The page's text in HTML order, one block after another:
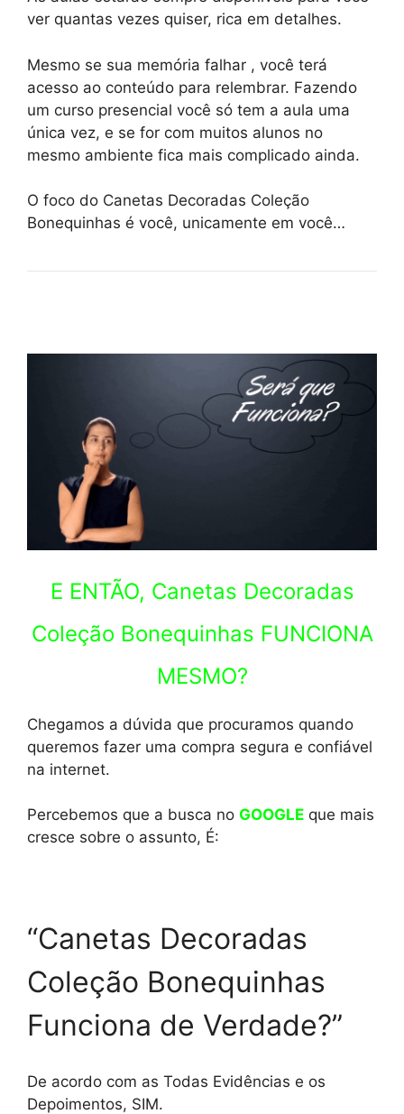
ver quantas vezes quiser, rica em detalhes.
Mesmo se sua memória falhar , você terá
acesso ao conteúdo para relembrar. Fazendo
um curso presencial você só tem a aula uma
única vez, e se for com muitos alunos no
mesmo ambiente fica mais complicado ainda.
O foco do Canetas Decoradas Coleção
Bonequinhas é você, unicamente em você…
E ENTÃO, Canetas Decoradas
Coleção Bonequinhas FUNCIONA
MESMO?
Chegamos a dúvida que procuramos quando
queremos fazer uma compra segura e confiável
na internet.
Percebemos que a busca no GOOGLE que mais
cresce sobre o assunto, É:
“Canetas Decoradas
Coleção Bonequinhas
Funciona de Verdade?”
De acordo com as Todas Evidências e os
Depoimentos, SIM.